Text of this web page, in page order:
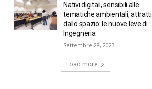
Nativi digitali, sensibili alle
tematiche ambientali, attratti
dallo spazio: le nuove leve di
Ingegneria
Settembre 28, 2023
Load more